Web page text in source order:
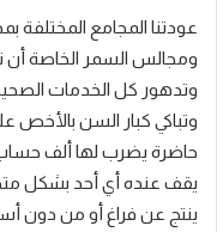
عودتنا المجامع المختلفة
ومجالس السمر الخاصة أن
وتدهور كل الخدمات الصحية
وتباكي كبار السن بالأخص
حاضرة يضرب لها ألف حساب
يقف عنده أي أحد بشكل
ينتج عن فراغ أو من دون